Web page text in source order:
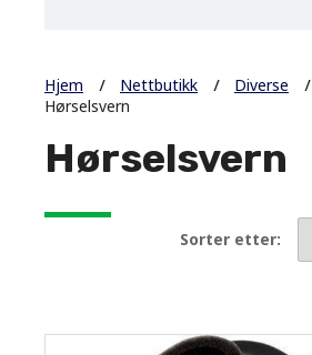
Hjem Nettbutikk Diverse
Hørselsvern
Hørselsvern
Sorter etter: